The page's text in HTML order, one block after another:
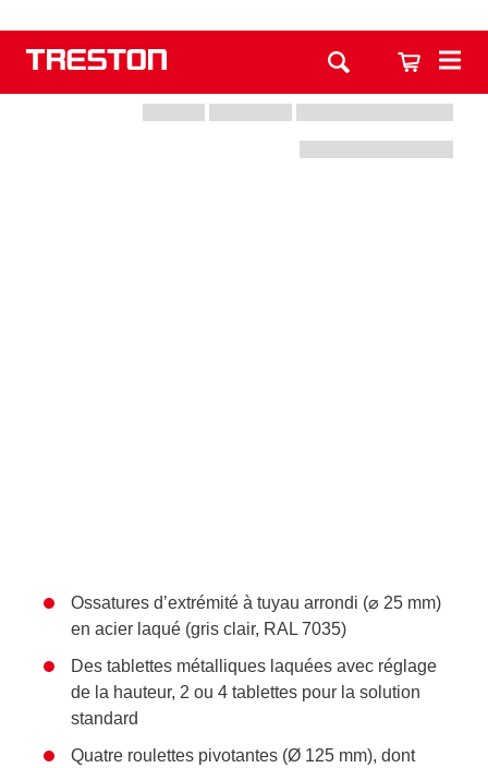
Ossatures d’extrémité à tuyau arrondi (⌀ 25 mm)
en acier laqué (gris clair, RAL 7035)
Des tablettes métalliques laquées avec réglage
de la hauteur, 2 ou 4 tablettes pour la solution
standard
Quatre roulettes pivotantes (Ø 125 mm), dont